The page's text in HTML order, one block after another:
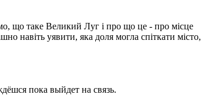
що таке Великий Луг і про що це - про місце
навіть уявити, яка доля могла спіткати місто,
пока выйдет на связь.